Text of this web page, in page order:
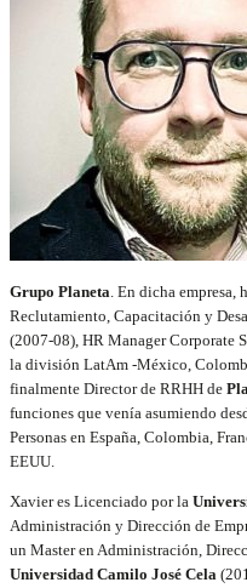
Grupo Planeta. En dicha empresa,
Reclutamiento, Capacitación y
(2007-08), HR Manager Corporate
la división LatAm -México,
finalmente Director de RRHH de
funciones que venía asumiendo
Personas en España, Colombia,
EEUU.
Xavier es Licenciado por la
Administración y Dirección de
un Master en Administración,
Universidad Camilo José Cela